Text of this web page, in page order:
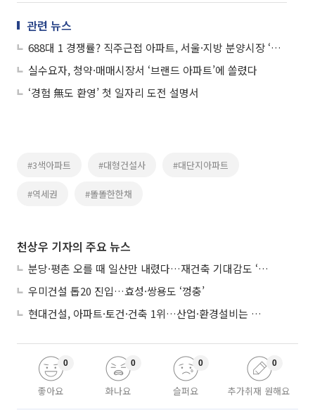
관련 뉴스
688대 1 경쟁률? 직주근접 아파트, 서울·지방 분양시장 ‘흥행’
실수요자, 청약·매매시장서 ‘브랜드 아파트’에 쏠렸다
‘경험 無도 환영’ 첫 일자리 도전 설명서
#3색아파트 #대형건설사 #대단지아파트
#역세권 #똘똘한한채
천상우 기자의 주요 뉴스
분당·평촌 오를 때 일산만 내렸다…재건축 기대감도 ‘무색’
우미건설 톱20 진입…효성·쌍용도 ‘껑충’
현대건설, 아파트·토건·건축 1위…산업·환경설비는 삼성E&A
좋아요
0
화나요
0
슬퍼요
0
추가취재 원해요
0